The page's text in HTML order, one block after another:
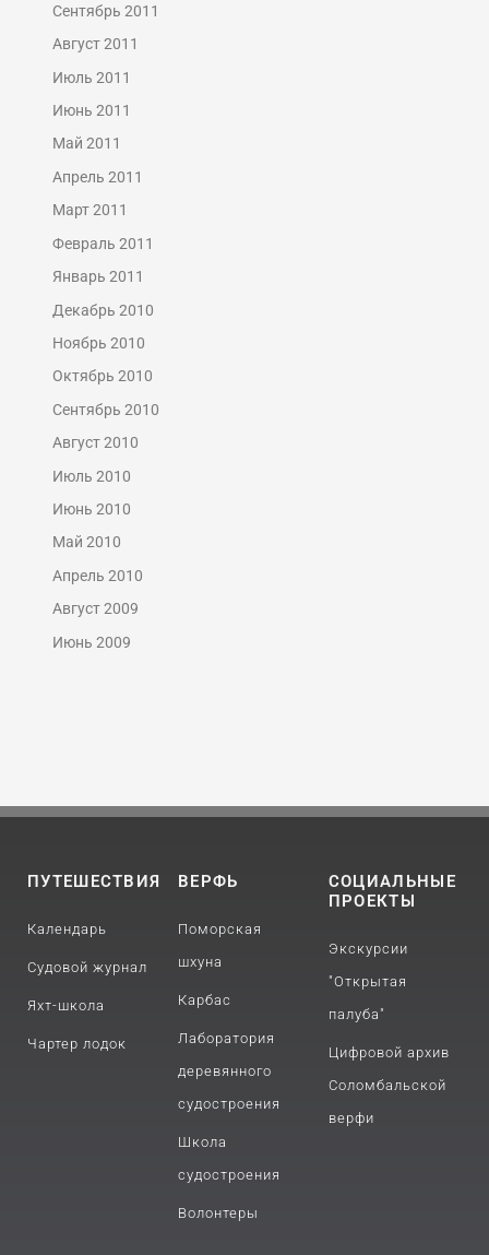
Сентябрь 2011
Август 2011
Июль 2011
Июнь 2011
Май 2011
Апрель 2011
Март 2011
Февраль 2011
Январь 2011
Декабрь 2010
Ноябрь 2010
Октябрь 2010
Сентябрь 2010
Август 2010
Июль 2010
Июнь 2010
Май 2010
Апрель 2010
Август 2009
Июнь 2009
ПУТЕШЕСТВИЯ
Календарь
Судовой журнал
Яхт-школа
Чартер лодок
ВЕРФЬ
Поморская
шхуна
Карбас
Лаборатория
деревянного
судостроения
Школа
судостроения
Волонтеры
СОЦИАЛЬНЫЕ
ПРОЕКТЫ
Экскурсии
"Открытая
палуба"
Цифровой архив
Соломбальской
верфи